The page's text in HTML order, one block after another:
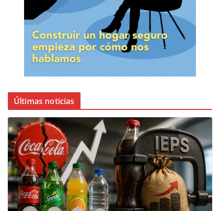
Últimas noticias